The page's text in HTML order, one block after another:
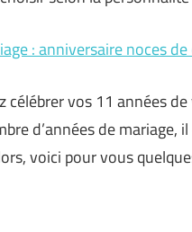
: anniversaire noces
célébrer vos 11 années
d’années de
voici pour vous